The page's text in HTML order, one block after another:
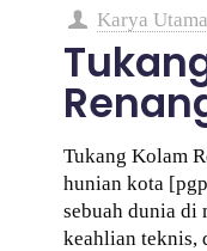
Karya
Tukang Kolam
hunian kota
sebuah dunia di
keahlian teknis,